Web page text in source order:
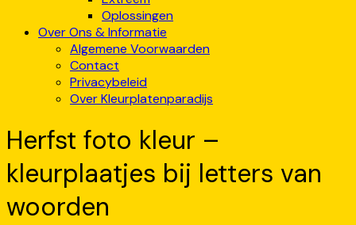
Oplossingen
Over Ons & Informatie
Algemene Voorwaarden
Contact
Privacybeleid
Over Kleurplatenparadijs
Herfst foto kleur –
kleurplaatjes bij letters van
woorden